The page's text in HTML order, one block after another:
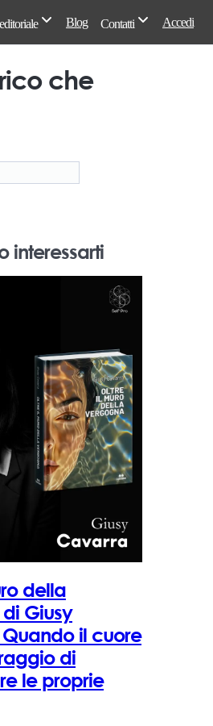
Blog Contatti Accedi
che
interessarti
della
Giusy
il cuore
di
le proprie